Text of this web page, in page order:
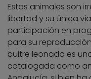
Estos animales son
libertad y su única
participación en
para su
buitre leonado es
catalogada como